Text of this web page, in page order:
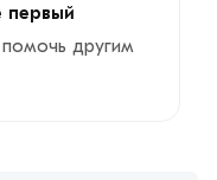
первый
другим